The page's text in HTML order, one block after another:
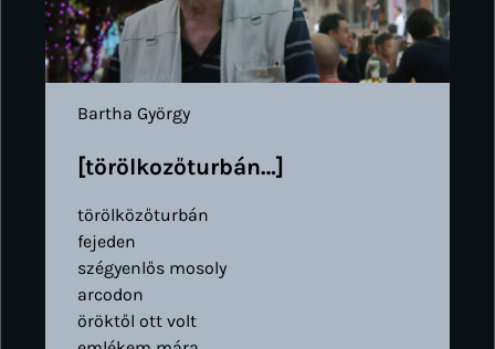
Bartha György
[törölkozőturbán…]
törölközőturbán
fejeden
szégyenlős mosoly
arcodon
öröktől ott volt